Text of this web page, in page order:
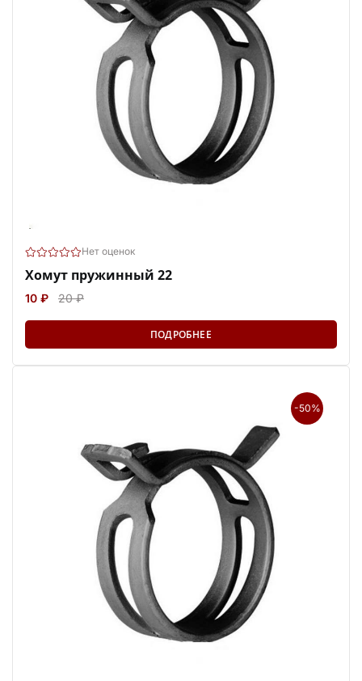
Нет оценок
Хомут пружинный 22
10 ₽ 20 ₽
ПОДРОБНЕЕ
-50%